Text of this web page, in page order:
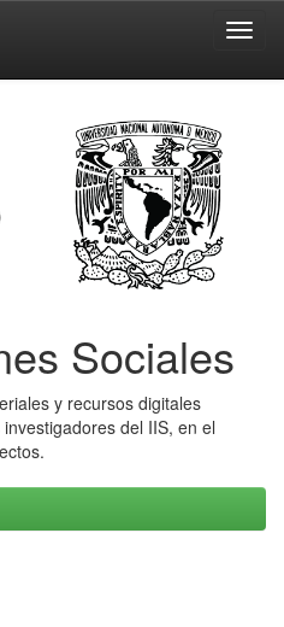
Sociales
y recursos digitales
del IIS, en el